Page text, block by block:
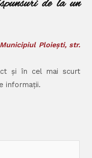
de la un
Municipiul Ploiești, str.
și în cel mai scurt
informații.